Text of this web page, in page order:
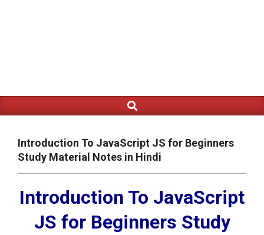
Navigation
Search
Introduction To JavaScript JS for Beginners
Study Material Notes in Hindi
Introduction To JavaScript
JS for Beginners Study